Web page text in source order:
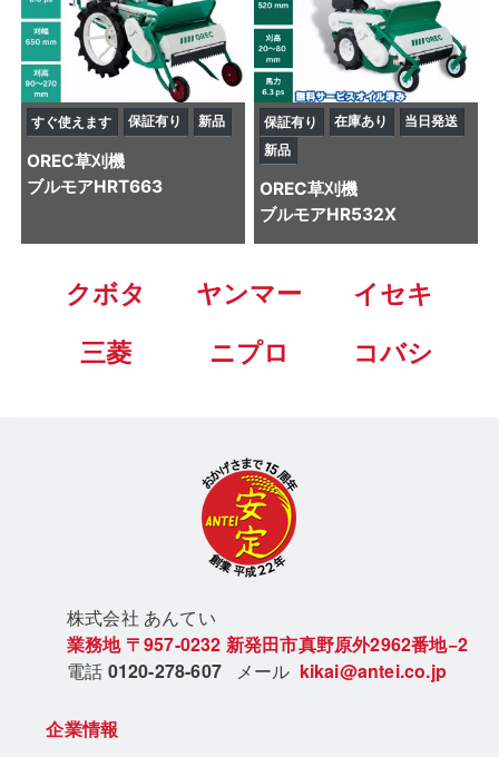
すぐ使えます 保証有り 新品
OREC草刈機
ブルモアHRT663
保証有り 在庫あり
当日発送
新品
OREC草刈機
ブルモアHR532X
クボタ ヤンマー
イセキ
三菱
ニプロ コバシ
株式会社 あんてい
業務地 〒957-0232 新発田市真野原外2962番地−2
電話 0120-278-607 メール kikai@antei.co.jp
企業情報